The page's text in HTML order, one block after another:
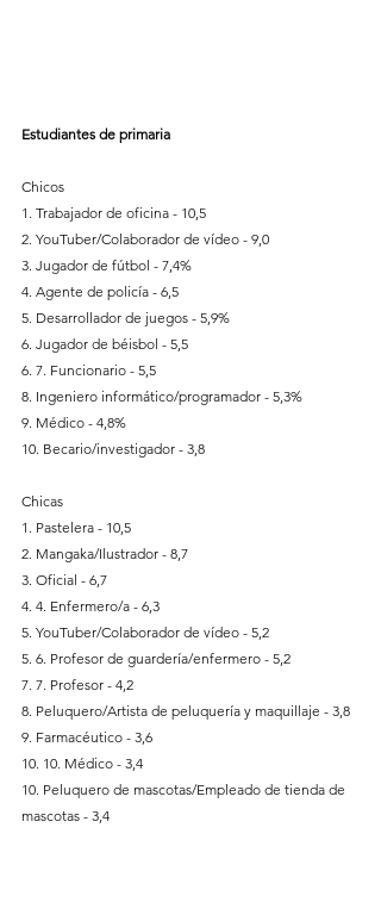
Estudiantes de primaria
Chicos
1. Trabajador de oficina - 10,5
2. YouTuber/Colaborador de vídeo - 9,0
3. Jugador de fútbol - 7,4%
4. Agente de policía - 6,5
5. Desarrollador de juegos - 5,9%
6. Jugador de béisbol - 5,5
6. 7. Funcionario - 5,5
8. Ingeniero informático/programador - 5,3%
9. Médico - 4,8%
10. Becario/investigador - 3,8
Chicas
1. Pastelera - 10,5
2. Mangaka/Ilustrador - 8,7
3. Oficial - 6,7
4. 4. Enfermero/a - 6,3
5. YouTuber/Colaborador de vídeo - 5,2
5. 6. Profesor de guardería/enfermero - 5,2
7. 7. Profesor - 4,2
8. Peluquero/Artista de peluquería y maquillaje - 3,8
9. Farmacéutico - 3,6
10. 10. Médico - 3,4
10. Peluquero de mascotas/Empleado de tienda de
mascotas - 3,4